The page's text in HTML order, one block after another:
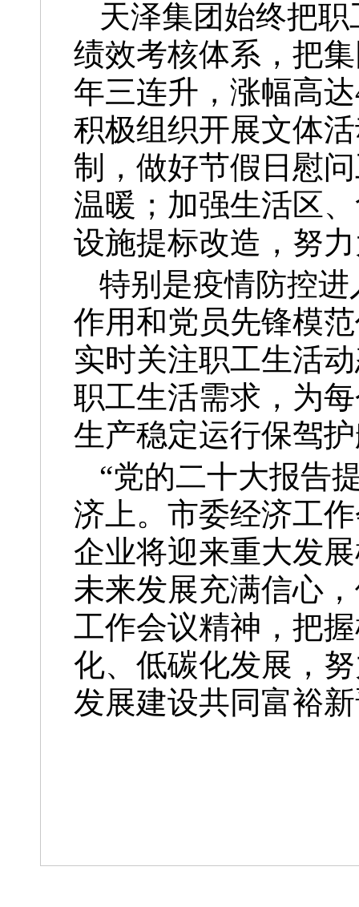
天泽集团始终把
绩效考核体系，把
年三连升，涨幅高
积极组织开展文体
制，做好节假日慰
温暖；加强生活区
设施提标改造，努
特别是疫情防控
作用和党员先锋模
实时关注职工生活
职工生活需求，为
生产稳定运行保驾
“党的二十大报告
济上。市委经济工
企业将迎来重大发
未来发展充满信心
工作会议精神，把
化、低碳化发展，
发展建设共同富裕